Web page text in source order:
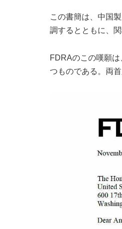
この書簡は、中国
調するとともに、
FDRAのこの嘆願
つものである。両